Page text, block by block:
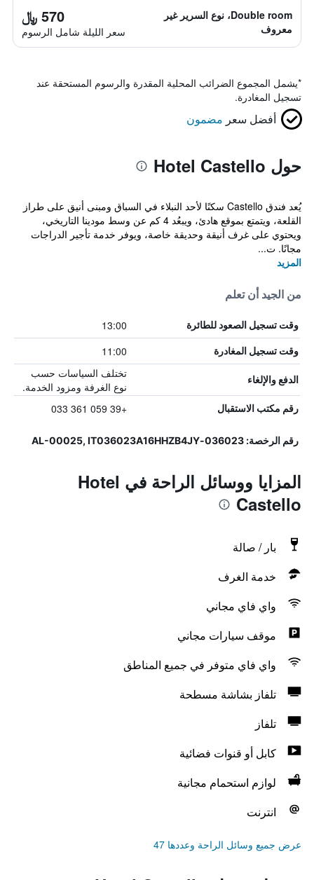
Double room، نوع السرير غير
معروف
570 ﷼
سعر الليلة شامل الرسوم
*يشمل المجموع الضرائب المحلية المقدرة والرسوم المستحقة عند
تسجيل المغادرة.
أفضل سعر مضمون
حول Hotel Castello
يُعد فندق Castello سكنًا لأحد النبلاء في السباق ومبنى أنيق على طراز
القلعة، ويتمتع بموقع هادئ، ويبعُد 4 كم عن وسط مودينا التاريخي،
ويحتوي على غرف أنيقة وحديقة خاصة، ويوفر خدمة تأجير الدراجات
مجانًا. ت...
المزيد
من الجيد أن تعلم
وقت تسجيل الصعود للطائرة 13:00
وقت تسجيل المغادرة 11:00
الدفع والإلغاء
تختلف السياسات حسب
نوع الغرفة ومزود الخدمة.
رقم مكتب الاستقبال +39 059 361 033
رقم الرخصة: 036023-AL-00025, IT036023A16HHZB4JY
المزايا ووسائل الراحة في Hotel
Castello
بار / صالة
خدمة الغرف
واي فاي مجاني
موقف سيارات مجاني
واي فاي متوفر في جميع المناطق
تلفاز بشاشة مسطحة
تلفاز
كابل أو قنوات فضائية
لوازم استحمام مجانية
انترنت
عرض جميع وسائل الراحة وعددها 47